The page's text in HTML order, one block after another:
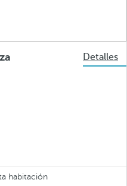
Detalles
habitación